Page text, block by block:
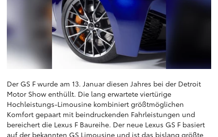
Der GS F wurde am 13. Januar diesen Jahres bei der Detroit
Motor Show enthüllt. Die lang erwartete viertürige
Hochleistungs-Limousine kombiniert größtmöglichen
Komfort gepaart mit beindruckenden Fahrleistungen und
bereichert die Lexus F Baureihe. Der neue Lexus GS F basiert
auf der bekannten GS Limousine und ist das bislang größte